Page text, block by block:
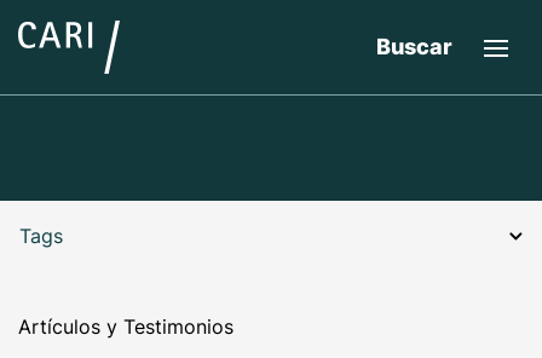
Buscar
Artículos y Testimonios
Tags